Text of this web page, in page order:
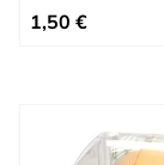
1,50 €